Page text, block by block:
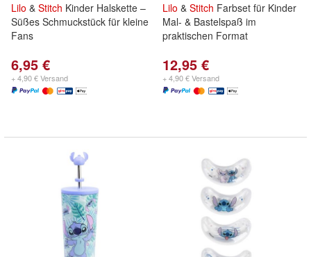
Lilo & Stitch Kinder Halskette –
Süßes Schmuckstück für kleine
Fans
6,95 €
+ 4,90 € Versand
Lilo & Stitch Farbset für Kinder
Mal- & Bastelspaß im
praktischen Format
12,95 €
+ 4,90 € Versand